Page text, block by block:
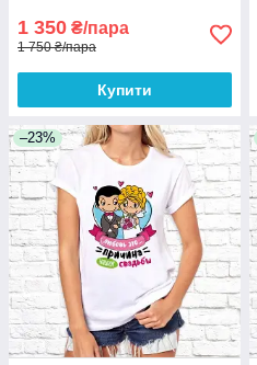
1 350 ₴/пара
1 750 ₴/пара
Купити
–23%